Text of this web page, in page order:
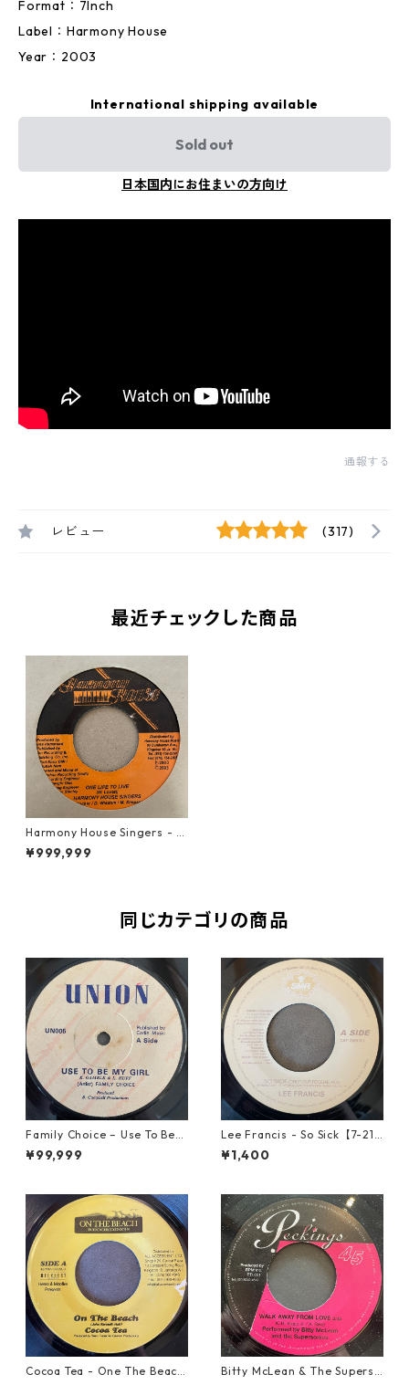
Format：7Inch
Label：Harmony House
Year：2003
International shipping available
Sold out
日本国内にお住まいの方向け
通報する
レビュー (317)
最近チェックした商品
Harmony House Singers - O
ne Life To Live【7-21254】
¥999,999
同じカテゴリの商品
Family Choice – Use To Be
My Girl【7-22004】
¥99,999
Lee Francis - So Sick【7-219
25】
¥1,400
Cocoa Tea - One The Beach
Bitty McLean & The Superso